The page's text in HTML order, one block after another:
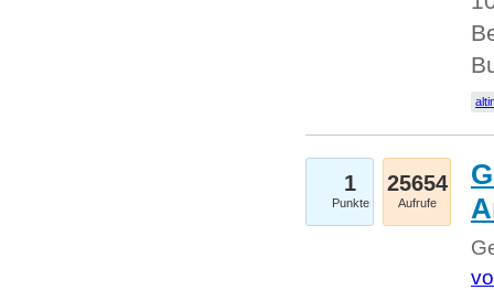
1
Punkte
25654
Aufrufe